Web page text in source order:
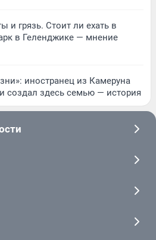
и грязь. Стоит ли ехать в
в Геленджике — мнение
иностранец из Камеруна
создал здесь семью — история